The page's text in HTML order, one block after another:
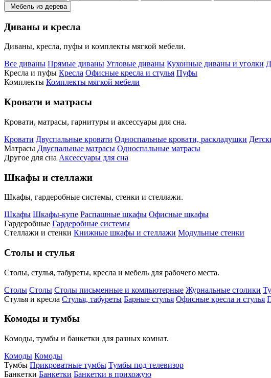
Мебель из дерева
Диваны и кресла
Диваны, кресла, пуфы и комплекты мягкой мебели.
Все диваны Прямые диваны Угловые диваны Кухонные диваны и уголки
Кресла и пуфы Кресла Офисные кресла и стулья Пуфы
Комплекты Комплекты мягкой мебели
Кровати и матрасы
Кровати, матрасы, гарнитуры и аксессуары для сна.
Кровати Двуспальные кровати Односпальные кровати, раскладушки
Матрасы Двуспальные матрасы Односпальные матрасы
Другое для сна Аксессуары для сна
Шкафы и стеллажи
Шкафы, гардеробные системы, стенки и стеллажи.
Шкафы Шкафы-купе Распашные шкафы Офисные шкафы
Гардеробные Гардеробные системы
Стеллажи и стенки Книжные шкафы и стеллажи Модульные стенки
Столы и стулья
Столы, стулья, табуреты, кресла и мебель для рабочего места.
Столы Столы Столы письменные и компьютерные Журнальные столики
Стулья и кресла Стулья, табуреты Барные стулья Офисные кресла и стулья
Комоды и тумбы
Комоды, тумбы и банкетки для разных комнат.
Комоды Комоды
Тумбы Прикроватные тумбы Тумбы под телевизор
Банкетки Банкетки Банкетки в прихожую